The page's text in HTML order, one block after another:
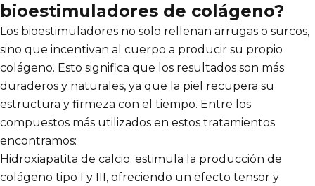
bioestimuladores de colágeno?
Los bioestimuladores no solo rellenan arrugas o surcos,
sino que incentivan al cuerpo a producir su propio
colágeno. Esto significa que los resultados son más
duraderos y naturales, ya que la piel recupera su
estructura y firmeza con el tiempo. Entre los
compuestos más utilizados en estos tratamientos
encontramos:
Hidroxiapatita de calcio: estimula la producción de
colágeno tipo I y III, ofreciendo un efecto tensor y